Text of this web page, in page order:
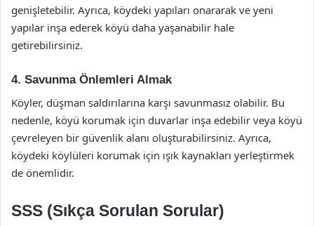
genişletebilir. Ayrıca, köydeki yapıları onararak ve yeni
yapılar inşa ederek köyü daha yaşanabilir hale
getirebilirsiniz.
4. Savunma Önlemleri Almak
Köyler, düşman saldırılarına karşı savunmasız olabilir. Bu
nedenle, köyü korumak için duvarlar inşa edebilir veya köyü
çevreleyen bir güvenlik alanı oluşturabilirsiniz. Ayrıca,
köydeki köylüleri korumak için ışık kaynakları yerleştirmek
de önemlidir.
SSS (Sıkça Sorulan Sorular)